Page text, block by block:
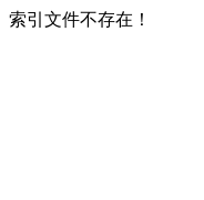
索引文件不存在！